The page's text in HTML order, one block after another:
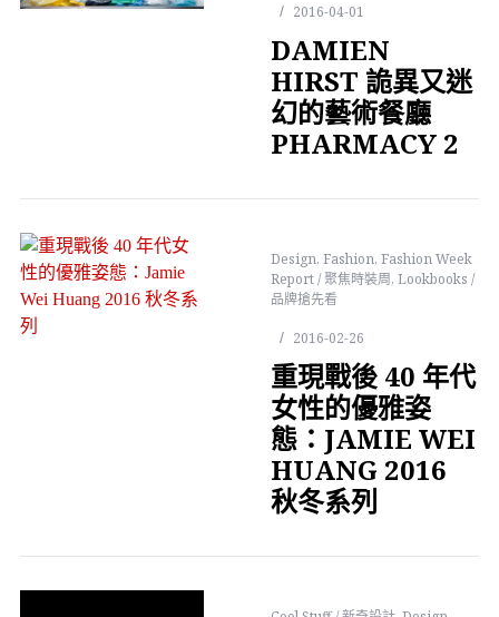
2016-04-01
DAMIEN
HIRST 詭異又迷
幻的藝術餐廳
PHARMACY 2
Design, Fashion, Fashion Week
Report / 聚焦時裝周, Lookbooks /
品牌搶先看
2016-02-26
重現戰後 40 年代
女性的優雅姿
態：JAMIE WEI
HUANG 2016
秋冬系列